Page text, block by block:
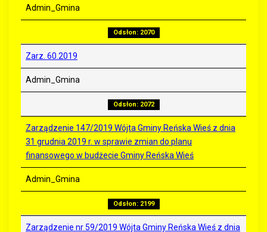
Admin_Gmina
Odsłon: 2070
Zarz. 60.2019
Admin_Gmina
Odsłon: 2072
Zarządzenie 147/2019 Wójta Gminy Reńska Wieś z dnia
31 grudnia 2019 r. w sprawie zmian do planu
finansowego w budżecie Gminy Reńska Wieś
Admin_Gmina
Odsłon: 2199
Zarządzenie nr 59/2019 Wójta Gminy Reńska Wieś z dnia